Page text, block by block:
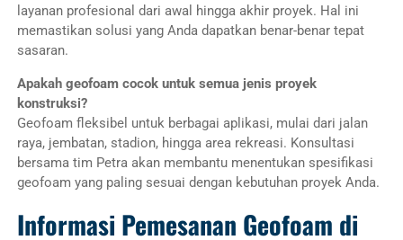
layanan profesional dari awal hingga akhir proyek. Hal ini
memastikan solusi yang Anda dapatkan benar-benar tepat
sasaran.
Apakah geofoam cocok untuk semua jenis proyek
konstruksi?
Geofoam fleksibel untuk berbagai aplikasi, mulai dari jalan
raya, jembatan, stadion, hingga area rekreasi. Konsultasi
bersama tim Petra akan membantu menentukan spesifikasi
geofoam yang paling sesuai dengan kebutuhan proyek Anda.
Informasi Pemesanan Geofoam di